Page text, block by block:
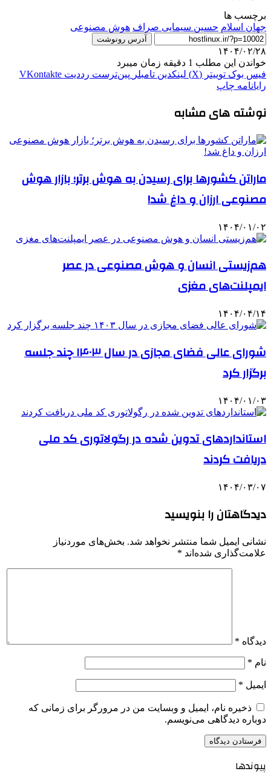
برچسب ها
جهان اسلام حسین سیمایی صراف هوش مصنوعی
آدرس رونوشت
۱۴۰۴/۰۲/۲۸
خواندن این مطلب 1 دقیقه زمان میبرد
فیس بوک توییتر (X) لینکدین ‫تامبلر ‫پین‌ترست ‫رددیت ‫VKontakte
رایانامه چاپ
نوشته های مشابه
ماراتن کشورها برای رسیدن به هوش برتر؛ بازار هوش
مصنوعی ارزان و داغ شد!
۱۴۰۴/۰۱/۰۲
هم‌زیستی انسان و هوش مصنوعی در عصر
ایمپلنت‌های مغزی
۱۴۰۴/۰۴/۱۴
شورای عالی فضای مجازی در سال ۱۴۰۳ چند جلسه
برگزار کرد
۱۴۰۴/۰۱/۰۳
استانداردهای تدوین شده در رگولاتوری کد ملی
دریافت کردند
۱۴۰۴/۰۳/۰۷
دیدگاهتان را بنویسید
نشانی ایمیل شما منتشر نخواهد شد. بخش‌های موردنیاز
علامت‌گذاری شده‌اند *
دیدگاه *
نام *
ایمیل *
ذخیره نام، ایمیل و وبسایت من در مرورگر برای زمانی که
دوباره دیدگاهی می‌نویسم.
پیوندها